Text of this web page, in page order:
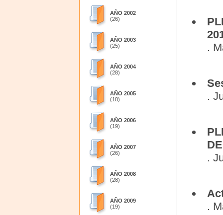
AÑO 2002
(26)
AÑO 2003
(25)
AÑO 2004
(28)
AÑO 2005
(18)
AÑO 2006
(19)
AÑO 2007
(26)
AÑO 2008
(28)
AÑO 2009
(19)
.
.
.
.